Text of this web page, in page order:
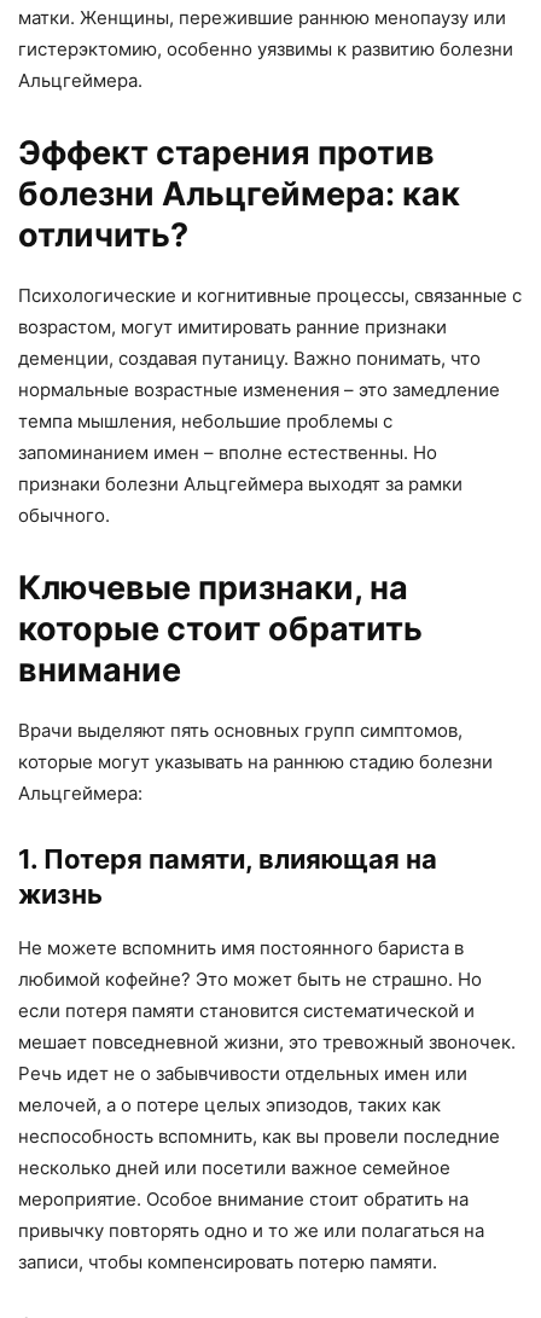
матки. Женщины, пережившие раннюю менопаузу или
гистерэктомию, особенно уязвимы к развитию болезни
Альцгеймера.
Эффект старения против
болезни Альцгеймера: как
отличить?
Психологические и когнитивные процессы, связанные с
возрастом, могут имитировать ранние признаки
деменции, создавая путаницу. Важно понимать, что
нормальные возрастные изменения – это замедление
темпа мышления, небольшие проблемы с
запоминанием имен – вполне естественны. Но
признаки болезни Альцгеймера выходят за рамки
обычного.
Ключевые признаки, на
которые стоит обратить
внимание
Врачи выделяют пять основных групп симптомов,
которые могут указывать на раннюю стадию болезни
Альцгеймера:
1. Потеря памяти, влияющая на
жизнь
Не можете вспомнить имя постоянного бариста в
любимой кофейне? Это может быть не страшно. Но
если потеря памяти становится систематической и
мешает повседневной жизни, это тревожный звоночек.
Речь идет не о забывчивости отдельных имен или
мелочей, а о потере целых эпизодов, таких как
неспособность вспомнить, как вы провели последние
несколько дней или посетили важное семейное
мероприятие. Особое внимание стоит обратить на
привычку повторять одно и то же или полагаться на
записи, чтобы компенсировать потерю памяти.